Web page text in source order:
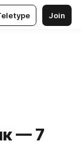
Join
— 7